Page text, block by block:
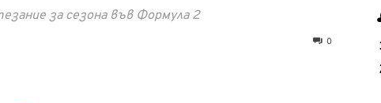
за сезона във Формула 2
0